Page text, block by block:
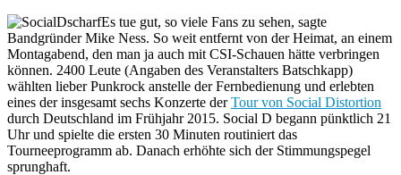
Es tue gut, so viele Fans zu sehen, sagte
Bandgründer Mike Ness. So weit entfernt von der Heimat, an einem
Montagabend, den man ja auch mit CSI-Schauen hätte verbringen
können. 2400 Leute (Angaben des Veranstalters Batschkapp)
wählten lieber Punkrock anstelle der Fernbedienung und erlebten
eines der insgesamt sechs Konzerte derTour von Social Distortion
durch Deutschland im Frühjahr 2015. Social D begann pünktlich 21
Uhr und spielte die ersten 30 Minuten routiniert das
Tourneeprogramm ab. Danach erhöhte sich der Stimmungspegel
sprunghaft.